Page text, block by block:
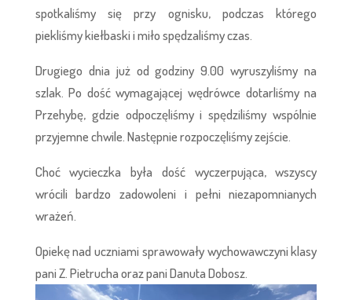
spotkaliśmy się przy ognisku, podczas którego
piekliśmy kiełbaski i miło spędzaliśmy czas.
Drugiego dnia już od godziny 9.00 wyruszyliśmy na
szlak. Po dość wymagającej wędrówce dotarliśmy na
Przehybę, gdzie odpoczęliśmy i spędziliśmy wspólnie
przyjemne chwile. Następnie rozpoczęliśmy zejście.
Choć wycieczka była dość wyczerpująca, wszyscy
wrócili bardzo zadowoleni i pełni niezapomnianych
wrażeń.
Opiekę nad uczniami sprawowały wychowawczyni klasy
pani Z. Pietrucha oraz pani Danuta Dobosz.